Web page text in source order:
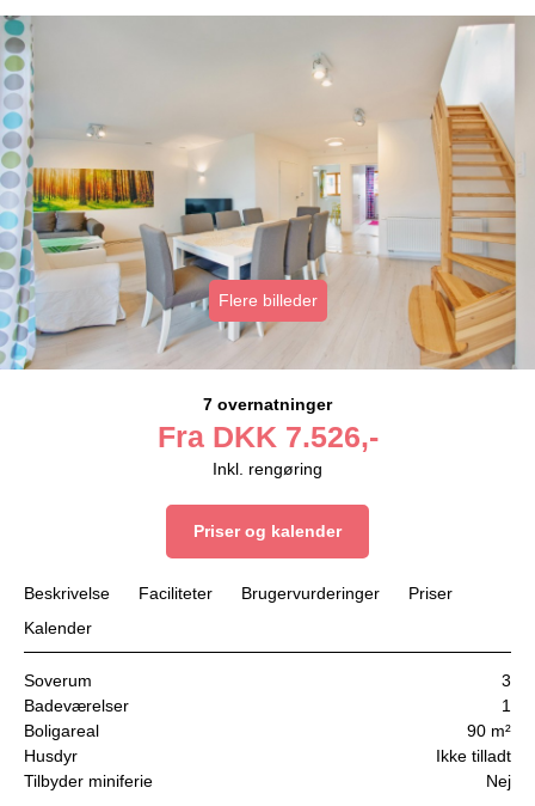
Flere billeder
7 overnatninger
Fra DKK 7.526,-
Inkl. rengøring
Priser og kalender
Beskrivelse Faciliteter Brugervurderinger
Priser
Kalender
Soverum
3
Badeværelser
1
Boligareal
90 m²
Husdyr
Ikke tilladt
Tilbyder miniferie
Nej